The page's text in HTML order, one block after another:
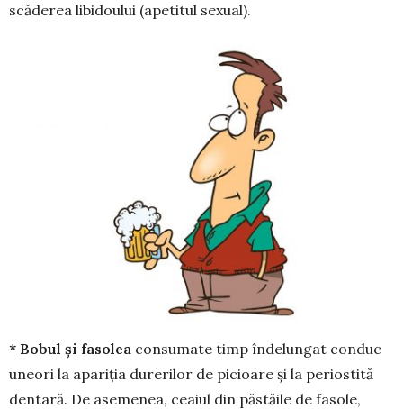
scăderea libidoului (apetitul sexual).
* Bobul și fasolea consumate timp îndelungat conduc
uneori la apariția durerilor de picioare și la periostită
dentară. De asemenea, ceaiul din păstăile de fasole,